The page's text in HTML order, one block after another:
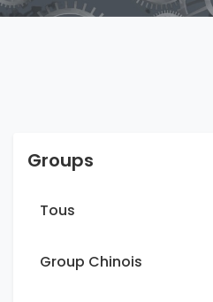
Groups
Tous
Group Chinois